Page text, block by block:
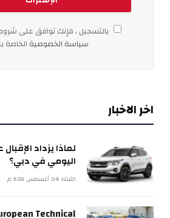
بالتسجيل ، فإنك توافق على
سياسة الخصوصية الخاصة
اخر الاخبار
لماذا يزداد
اليومي في دبي؟
الثلاثاء 04 أغسطس 6:18 م